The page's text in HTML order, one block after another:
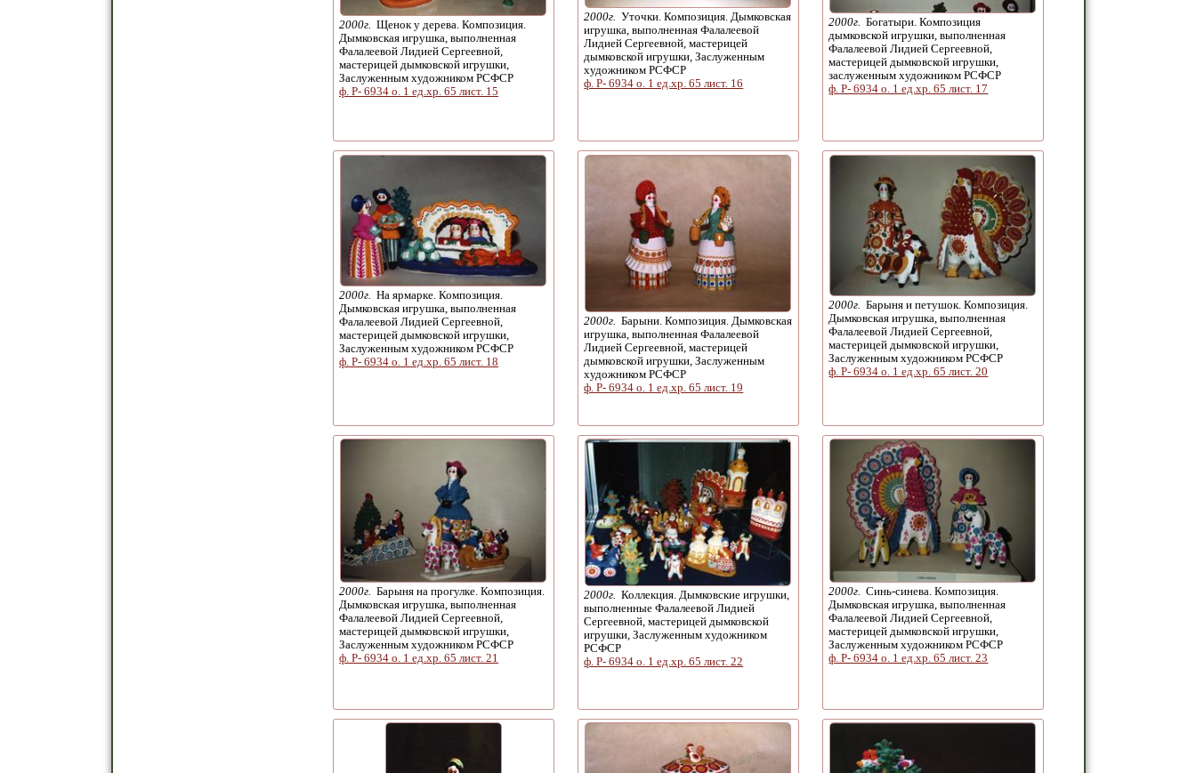
2000г.
Щенок у дерева. Композиция.
Дымковская игрушка, выполненная
Фалалеевой Лидией Сергеевной,
мастерицей дымковской игрушки,
Заслуженным художником РСФСР
ф. Р- 6934 о. 1 ед.хр. 65 лист. 15
2000г. Уточки. Композиция. Дымковская
игрушка, выполненная Фалалеевой
Лидией Сергеевной, мастерицей
дымковской игрушки, Заслуженным
художником РСФСР
ф. Р- 6934 о. 1 ед.хр. 65 лист. 16
2000г. Богатыри. Композиция
дымковской игрушки, выполненная
Фалалеевой Лидией Сергеевной,
мастерицей дымковской игрушки,
заслуженным художником РСФСР
ф. Р- 6934 о. 1 ед.хр. 65 лист. 17
2000г. На ярмарке. Композиция.
Дымковская игрушка, выполненная
Фалалеевой Лидией Сергеевной,
мастерицей дымковской игрушки,
Заслуженным художником РСФСР
ф. Р- 6934 о. 1 ед.хр. 65 лист. 18
2000г.
Барыни. Композиция. Дымковская
игрушка, выполненная Фалалеевой
Лидией Сергеевной, мастерицей
дымковской игрушки, Заслуженным
художником РСФСР
ф. Р- 6934 о. 1 ед.хр. 65 лист. 19
2000г. Барыня и петушок. Композиция.
Дымковская игрушка, выполненная
Фалалеевой Лидией Сергеевной,
мастерицей дымковской игрушки,
Заслуженным художником РСФСР
ф. Р- 6934 о. 1 ед.хр. 65 лист. 20
2000г. Барыня на прогулке. Композиция.
Дымковская игрушка, выполненная
Фалалеевой Лидией Сергеевной,
мастерицей дымковской игрушки,
Заслуженным художником РСФСР
ф. Р- 6934 о. 1 ед.хр. 65 лист. 21
2000г. Коллекция. Дымковские игрушки,
выполненные Фалалеевой Лидией
Сергеевной, мастерицей дымковской
игрушки, Заслуженным художником
РСФСР
ф. Р- 6934 о. 1 ед.хр. 65 лист. 22
2000г. Синь-синева. Композиция.
Дымковская игрушка, выполненная
Фалалеевой Лидией Сергеевной,
мастерицей дымковской игрушки,
Заслуженным художником РСФСР
ф. Р- 6934 о. 1 ед.хр. 65 лист. 23